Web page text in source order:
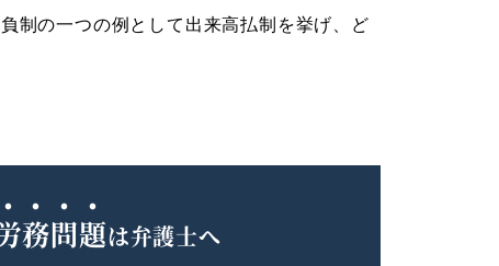
制の一つの例として出来高払制を挙げ、ど
務問題は弁護士へ